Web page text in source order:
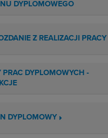
DYPLOMOWEGO
Z REALIZACJI PRACY
PRAC DYPLOMOWYCH -
DYPLOMOWY